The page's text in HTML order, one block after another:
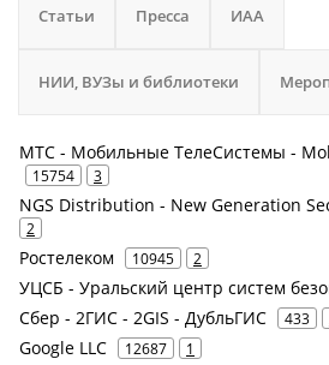
Статьи Пресса ИАА
НИИ, ВУЗы и библиотеки
МТС - Мобильные ТелеСистемы -
15754 3
NGS Distribution - New Generation
2
Ростелеком 10945 2
УЦСБ - Уральский центр систем
Сбер - 2ГИС - 2GIS - ДубльГИС 433
Google LLC 12687 1